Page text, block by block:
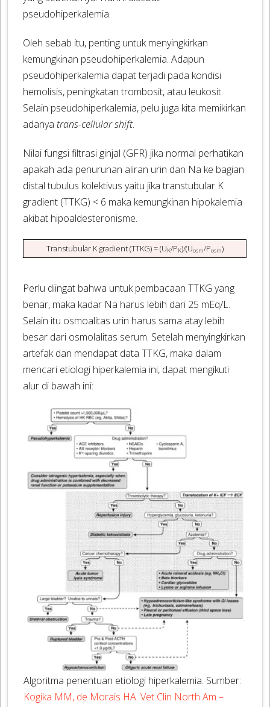
pseudohiperkalemia.
Oleh sebab itu, penting untuk menyingkirkan
kemungkinan pseudohiperkalemia. Adapun
pseudohiperkalemia dapat terjadi pada kondisi
hemolisis, peningkatan trombosit, atau leukosit.
Selain pseudohiperkalemia, pelu juga kita memikirkan
adanyatrans-cellular shift.
Nilai fungsi filtrasi ginjal (GFR) jika normal perhatikan
apakah ada penurunan aliran urin dan Na ke bagian
distal tubulus kolektivus yaitu jika transtubular K
gradient (TTKG) < 6 maka kemungkinan hipokalemia
akibat hipoaldesteronisme.
Transtubular K gradient (TTKG) = (UK/PK)/(Uosm/Posm)
Perlu diingat bahwa untuk pembacaan TTKG yang
benar, maka kadar Na harus lebih dari 25 mEq/L.
Selain itu osmoalitas urin harus sama atay lebih
besar dari osmolalitas serum. Setelah menyingkirkan
artefak dan mendapat data TTKG, maka dalam
mencari etiologi hiperkalemia ini, dapat mengikuti
alur di bawah ini:
Algoritma penentuan etiologi hiperkalemia. Sumber:
Kogika MM, de Morais HA. Vet Clin North Am –